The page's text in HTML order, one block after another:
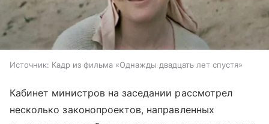
Источник: Кадр из фильма «Однажды двадцать лет спустя»
Кабинет министров на заседании рассмотрел
несколько законопроектов, направленных